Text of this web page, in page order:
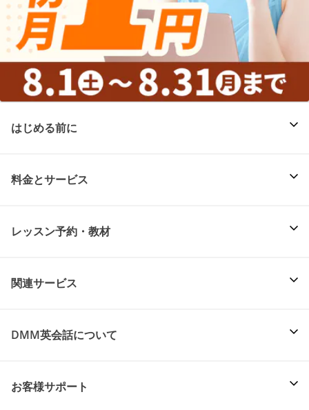
はじめる前に
料金とサービス
レッスン予約・教材
関連サービス
DMM英会話について
お客様サポート